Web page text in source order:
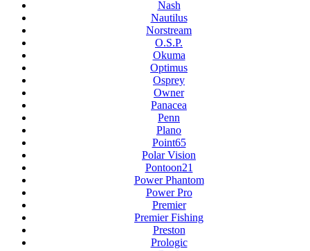
Nash
Nautilus
Norstream
O.S.P.
Okuma
Optimus
Osprey
Owner
Panacea
Penn
Plano
Point65
Polar Vision
Pontoon21
Power Phantom
Power Pro
Premier
Premier Fishing
Preston
Prologic